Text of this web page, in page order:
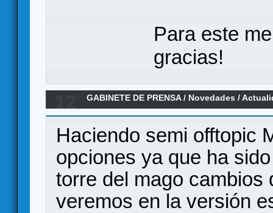
Para este
gracias!
GABINETE DE PRENSA/ Novedades /
Devir
Haciendo semi offtopic
opciones ya que ha
torre del mago cambios
veremos en la versión